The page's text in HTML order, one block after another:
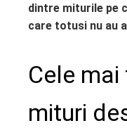
dintre miturile pe
care totusi nu au
Cele
mituri